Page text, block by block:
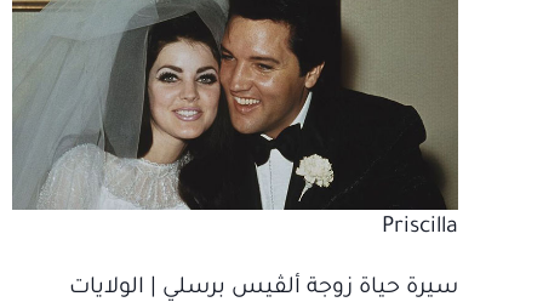
Priscilla
سيرة حياة زوجة ألڤيس برسلي | الولايات